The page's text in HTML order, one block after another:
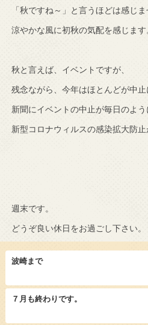
「秋ですね～」と言うほどは感じま
涼やかな風に初秋の気配を感じます
秋と言えば、イベントですが、
残念ながら、今年はほとんどが中止
新聞にイベントの中止が毎日のよう
新型コロナウィルスの感染拡大防止
週末です。
どうぞ良い休日をお過ごし下さい。
波崎まで
７月も終わりです。